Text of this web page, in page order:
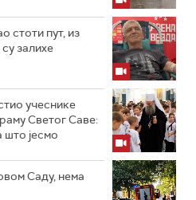
стоти пут, из
залихе
учеснике
Светог Саве:
јесмо
Саду, нема